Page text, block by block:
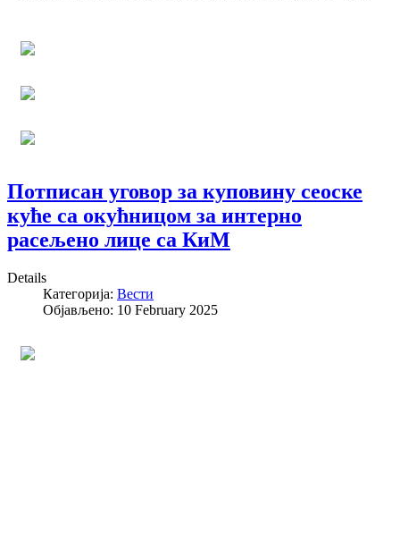
Потписан уговор за куповину сеоске
куће са окућницом за интерно
расељено лице са КиМ
Details
Категорија: Вести
Објављено: 10 February 2025